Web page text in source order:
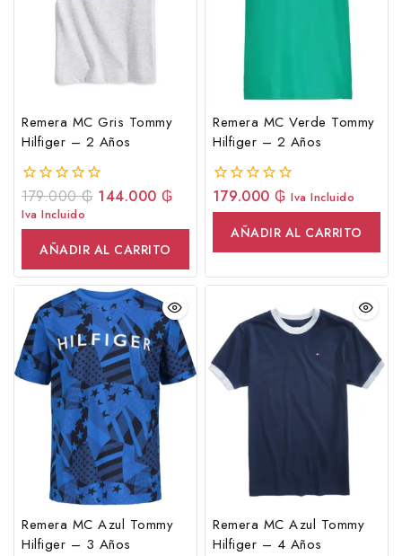
Remera MC Gris Tommy
Hilfiger – 2 Años
0
fuera
de
179.000₲ 144.000 ₲
Iva Incluido
AÑADIR AL CARRITO
Remera MC Verde Tommy
Hilfiger – 2 Años
0
fuera
179.000 ₲ Iva Incluido
AÑADIR AL CARRITO
Remera MC Azul Tommy
Hilfiger – 3 Años
Remera MC Azul Tommy
Hilfiger – 4 Años